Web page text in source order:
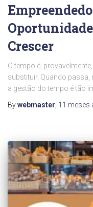
Crescer
O tempo é,
substituir. Quando
a gestão do tempo é tão
Bywebmaster, 11 meses